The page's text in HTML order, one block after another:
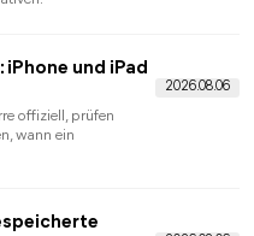
gesperrten iPhone – mit
Aktivierungssperre